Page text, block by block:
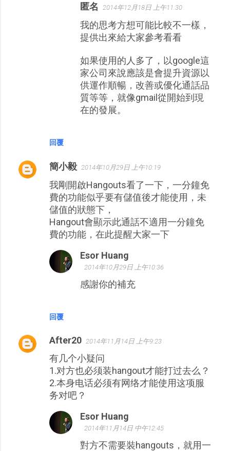
回覆
匿名 2014年12月18日 上午11:30
我的思考方想可能比較不一樣，
提供出來給大家參考看看
如果使用的人多了，以google這
家公司來說應該是會提升資源以
供運作順暢，改善或優化通話品
質等等，就像gmail從開始到現
在的發展。
簡小毅 2014年10月29日 上午10:19
我剛開啟Hangouts看了一下，一分鐘免
費的功能似乎要有儲值後才能使用，未
儲值的狀態下，
Hangout會顯示此通話不適用一分鐘免
費的功能，在此提醒大家一下
回覆
Esor Huang
2014年10月29日 上午10:36
感謝你的補充
After20 2014年11月14日 上午9:23
有几个小疑问
1.对方也必须装hangout才能打过去么？
2.本身电话必须有网络才能使用这项服
务对吧？
Esor Huang
2014年11月14日 中午12:45
對方不需要裝hangouts，就用一